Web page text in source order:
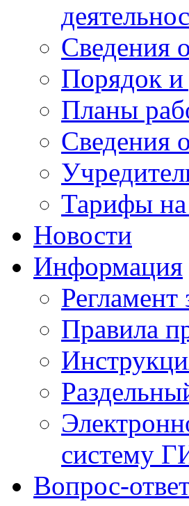
Сведения
Порядок и
Планы
Сведения
Тарифы
Новости
Информация
Регламент
Правила
систему
Вопрос-